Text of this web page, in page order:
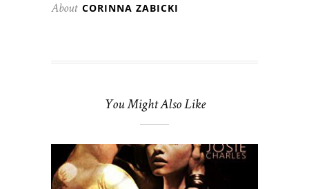
About CORINNA ZABICKI
You Might Also Like